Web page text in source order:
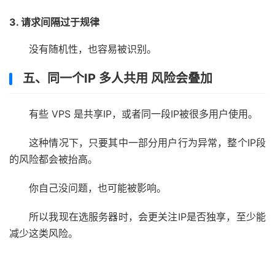
3. 请求间隔过于规律
没有随机性，也容易被识别。
五、同一个IP 多人共用 风险会叠加
有些 VPS 是共享IP，或者同一段IP被很多用户使用。
这种情况下，只要其中一部分用户行为异常，整个IP段
的风险都会被抬高。
你自己没问题，也可能被影响。
所以我现在选服务器时，会更关注IP是否独享，至少能
减少这类风险。